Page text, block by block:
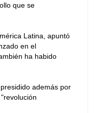
que se
Latina, apuntó
en el
ha habido
además por